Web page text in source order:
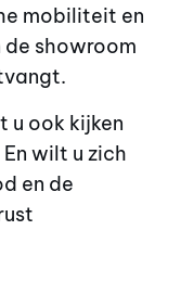
mobiliteit en
de showroom
u ook kijken
En wilt u zich
en de